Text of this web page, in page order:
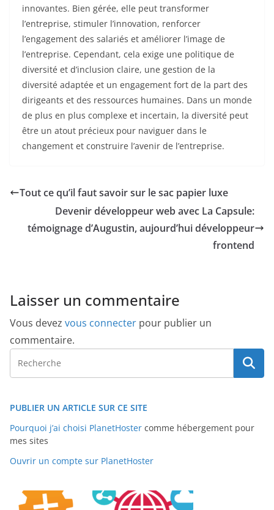
innovantes. Bien gérée, elle peut transformer
l’entreprise, stimuler l’innovation, renforcer
l’engagement des salariés et améliorer l’image de
l’entreprise. Cependant, cela exige une politique de
diversité et d’inclusion claire, une gestion de la
diversité adaptée et un engagement fort de la part des
dirigeants et des ressources humaines. Dans un monde
de plus en plus complexe et incertain, la diversité peut
être un atout précieux pour naviguer dans le
changement et construire l’avenir de l’entreprise.
Tout ce qu’il faut savoir sur le sac papier luxe
Devenir développeur web avec La Capsule:
témoignage d’Augustin, aujourd’hui développeur
frontend
Laisser un commentaire
Vous devez vous connecter pour publier un
commentaire.
PUBLIER UN ARTICLE SUR CE SITE
Pourquoi j’ai choisi PlanetHoster comme hébergement pour
mes sites
Ouvrir un compte sur PlanetHoster